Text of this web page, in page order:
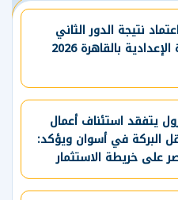
نتيجة الدور الثاني
بالقاهرة 2026
يتفقد استئناف أعمال
البركة في أسوان ويؤكد:
على خريطة الاستثمار